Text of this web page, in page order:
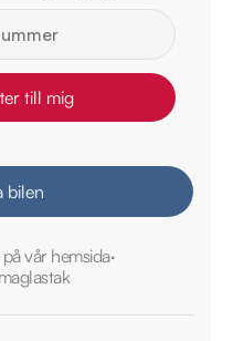
till mig
bilen
vår hemsida